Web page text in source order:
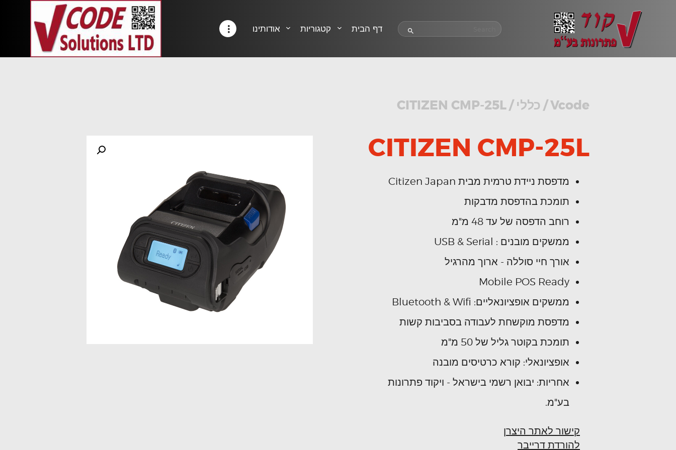
דף הבית קטגוריות אודותינו
RETURN POLICY
Vcode
/ כללי /
CITIZEN CMP-25L
CITIZEN CMP-25L
מדפסת ניידת טרמית מבית Citizen Japan
תומכת בהדפסת מדבקות
רוחב הדפסה של עד 48 מ"מ
ממשקים מובנים : USB & Serial
אורך חיי סוללה - ארוך מהרגיל
Mobile POS Ready
ממשקים אופציונאליים: Bluetooth & Wifi
מדפסת מוקשחת לעבודה בסביבות קשות
תומכת בקוטר גליל של 50 מ"מ
אופציונאלי: קורא כרטיסים מובנה
אחריות: יבואן רשמי בישראל - ויקוד פתרונות
בע"מ.
קישור לאתר היצרן
להורדת דרייבר